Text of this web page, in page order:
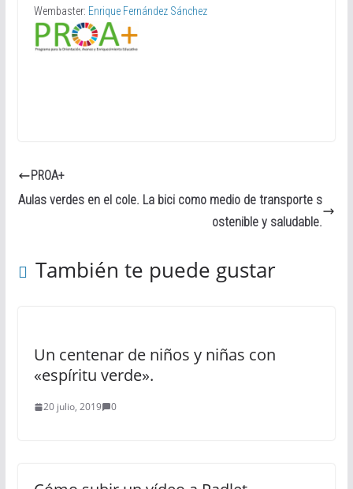
Wembaster: Enrique Fernández Sánchez
PROA+
Aulas verdes en el cole. La bici como medio de transporte s
ostenible y saludable.
También te puede gustar
Un centenar de niños y niñas con
«espíritu verde».
20 julio, 2019 0